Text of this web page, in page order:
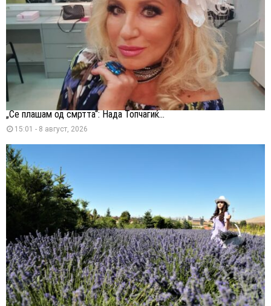
„Се плашам од смртта“: Нада Топчагиќ...
15:01 - 8 август, 2026